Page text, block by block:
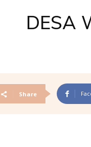
DESA
Share